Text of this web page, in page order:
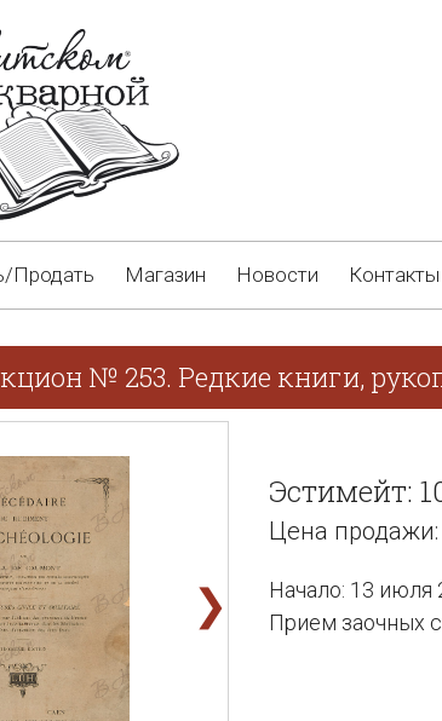
Продать Магазин Новости Контакты
№ 253. Редкие книги,
❯
Эстимейт:
Цена продажи:
Начало: 13 июля
Прием заочных